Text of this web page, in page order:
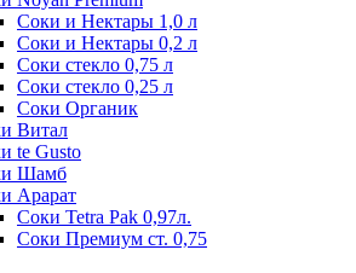
Соки и Нектары 1,0 л
Соки и Нектары 0,2 л
Соки стекло 0,75 л
Соки стекло 0,25 л
Соки Органик
Витал
te Gusto
Шамб
Арарат
Соки Tetra Pak 0,97л.
Соки Премиум ст. 0,75